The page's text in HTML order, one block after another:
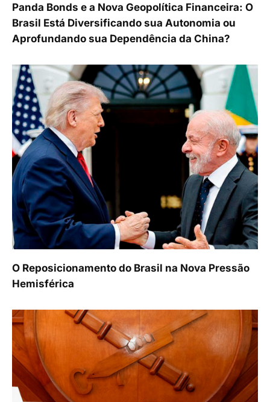
Panda Bonds e a Nova Geopolítica Financeira: O
Brasil Está Diversificando sua Autonomia ou
Aprofundando sua Dependência da China?
O Reposicionamento do Brasil na Nova Pressão
Hemisférica